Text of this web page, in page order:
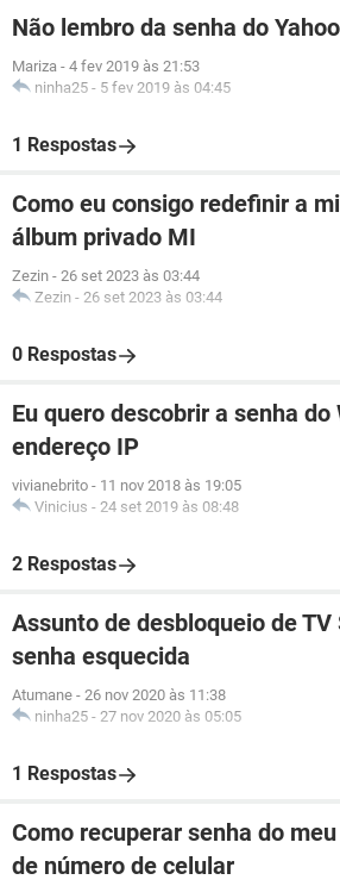
Não lembro da senha do Yahoo
Mariza - 4 fev 2019 às 21:53
ninha25 - 5 fev 2019 às 04:45
1 Respostas
Como eu consigo redefinir a
álbum privado MI
Zezin - 26 set 2023 às 03:44
Zezin - 26 set 2023 às 03:44
0 Respostas
Eu quero descobrir a senha do
endereço IP
vivianebrito - 11 nov 2018 às 19:05
Vinicius - 24 set 2019 às 08:48
2 Respostas
Assunto de desbloqueio de TV
senha esquecida
Atumane - 26 nov 2020 às 11:38
ninha25 - 27 nov 2020 às 05:05
1 Respostas
Como recuperar senha do
de número de celular